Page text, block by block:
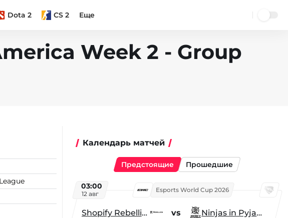
Dota 2 CS 2 Еще
Week 2 - Group
Календарь матчей
Предстоящие Прошедшие
03:00
12 авг
Esports World Cup 2026
Shopify Rebellion vs Ninjas in Pyjamas